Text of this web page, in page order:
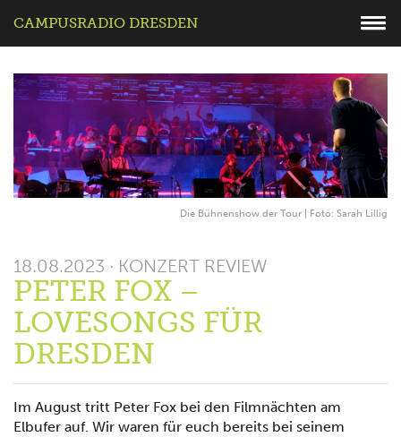
CAMPUSRADIO DRESDEN
Die Bühnenshow der Tour | Foto: Sarah Lillig
18.08.2023 · KONZERT REVIEW
PETER FOX –
LOVESONGS FÜR
DRESDEN
Im August tritt Peter Fox bei den Filmnächten am
Elbufer auf. Wir waren für euch bereits bei seinem